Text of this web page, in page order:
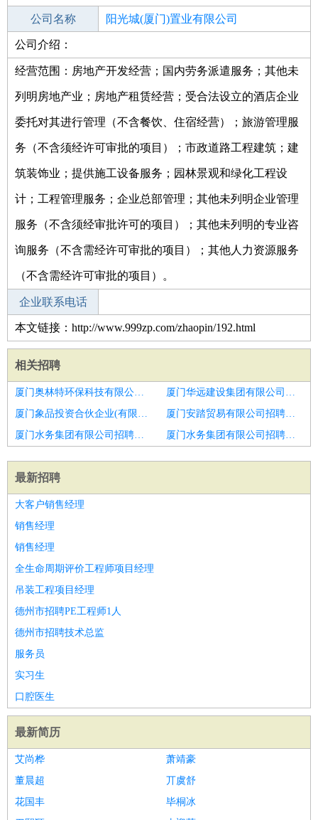
公司名称 阳光城(厦门)置业有限公司
公司类型
独资)
公司介绍：
经营范围：房地产开发经营；国内劳务派遣服务；其他未
列明房地产业；房地产租赁经营；受合法设立的酒店企业
委托对其进行管理（不含餐饮、住宿经营）；旅游管理服
务（不含须经许可审批的项目）；市政道路工程建筑；建
筑装饰业；提供施工设备服务；园林景观和绿化工程设
计；工程管理服务；企业总部管理；其他未列明企业管理
服务（不含须经审批许可的项目）；其他未列明的专业咨
询服务（不含需经许可审批的项目）；其他人力资源服务
（不含需经许可审批的项目）。
企业联系电话
本文链接：http://www.999zp.com/zhaopin/192.html
相关招聘
厦门奥林特环保科技有限公司招聘置业主管
厦门华远建设集团有限公司招聘高薪诚聘营销总监客户总监
厦门象品投资合伙企业(有限合伙)招聘行业经理
厦门安踏贸易有限公司招聘太平洋人寿河北分公司分公司团体业务职团内勤与重客内勤岗位招聘
厦门水务集团有限公司招聘营业部经理
厦门水务集团有限公司招聘矿用电缆大客户总监
最新招聘
大客户销售经理
销售经理
销售经理
全生命周期评价工程师项目经理
吊装工程项目经理
德州市招聘PE工程师1人
德州市招聘技术总监
服务员
实习生
口腔医生
最新简历
艾尚桦
萧靖豪
董晨超
丌虞舒
花国丰
毕桐冰